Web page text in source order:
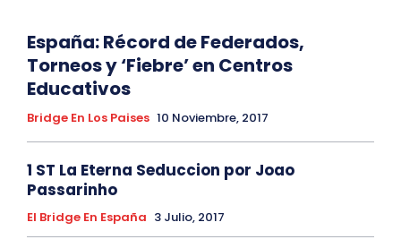
España: Récord de Federados,
Torneos y ‘Fiebre’ en Centros
Educativos
Bridge En Los Paises 10 Noviembre, 2017
1 ST La Eterna Seduccion por Joao
Passarinho
El Bridge En España 3 Julio, 2017